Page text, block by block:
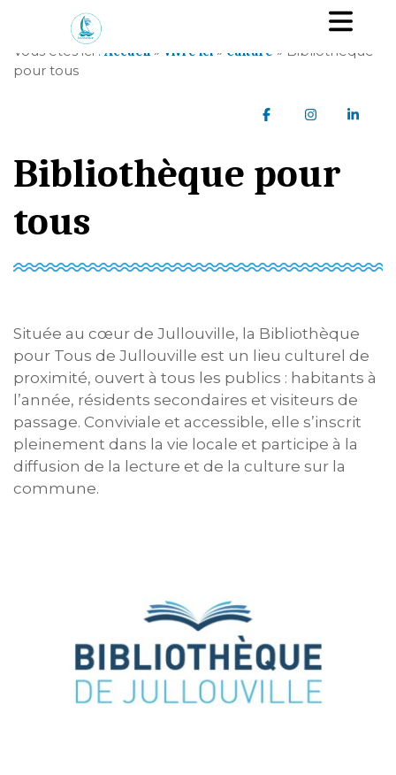
Vous êtes ici : Accueil » Vivre ici » Culture » Bibliothèque
pour tous
Partager sur
Partager
Bibliothèque pour
tous
Située au cœur de Jullouville, la Bibliothèque
pour Tous de Jullouville est un lieu culturel de
proximité, ouvert à tous les publics : habitants à
l’année, résidents secondaires et visiteurs de
passage. Conviviale et accessible, elle s’inscrit
pleinement dans la vie locale et participe à la
diffusion de la lecture et de la culture sur la
commune.